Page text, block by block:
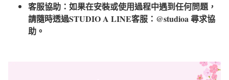
客服協助：如果在安裝或使用過程中遇到任何問題，
請隨時透過STUDIO A LINE客服：@studioa 尋求協
助。